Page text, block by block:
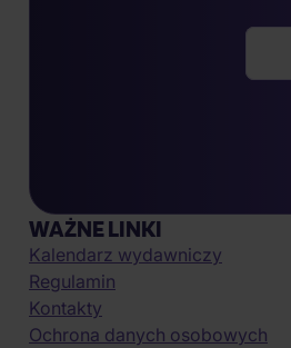
WAŻNE LINKI
Kalendarz wydawniczy
Regulamin
Kontakty
Ochrona danych osobowych